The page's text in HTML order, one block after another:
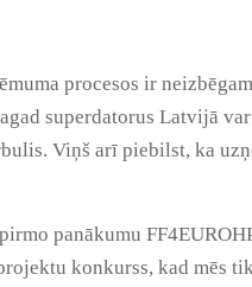
procesos ir
superdatorus Latvijā
Viņš arī piebilst, ka
panākumu
konkurss, kad mēs